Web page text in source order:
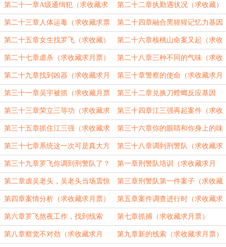
票票） 荐）
第二十一章A级通缉犯（求收藏求
票票）
第二十二章执勤遇状况（求收藏）
第二十三章人体运毒（求收藏求票
票）
第二十四章融合黑猩猩记忆力基因
（求收藏）
第二十五章女生找罗飞（求收藏） 第二十六章核桃山命案又起（求收
藏）
第二十七章虐杀（求收藏求月票） 第二十八章三种不同的气味（求收
藏）
第二十九章找到凶器（求收藏求月
票卡）
第三十章警察的使命（求收藏求月
票）
第三十一章吴宇被抓（求收藏月票
啊兄弟们）
第三十二章兑换刀螳螂反应基因
（求收藏票票）
第三十三章荣立三等功（求收藏求
月票）
第三十四章江三强再起案件（求收
藏求月票）
第三十五章抓住江三强（求收藏求
月票）
第三十六章你的眼睛和你身上的味
道（求收藏求票票）
第三十七章系统这一次可是真大方
（求收藏求月票）
第三十八章调到刑警队（求收藏求
票票）
第三十九章罗飞你调到刑警队了？
（求收藏求月票）
第一章刑警队培训（求收藏求月
票）
第二章虐吴老头，吴老头当场震惊
（求收藏求月票）
第三章刑警队第一件案子（求收藏
求月票）
第四章案情分析（求收藏求月票） 第五章案件调查进行时（求收藏求
月票）
第六章罗飞熬夜工作，找到线索
（求收藏求月票）
第七章抓捕（求收藏求月票）
第八章察觉不对劲（求收藏求月 第九章新的线索（求收藏求月票）